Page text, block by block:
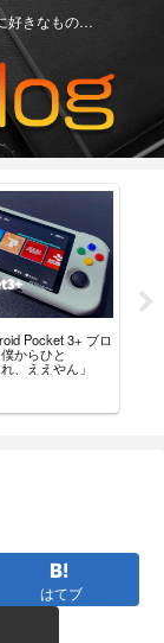
好きなもの…
Pocket 3+ ブロ
からひと
、ええやん」
はてブ